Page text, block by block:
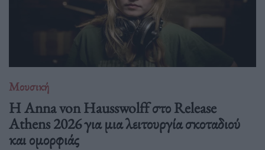
Μουσική
Η Anna von Hausswolff στο Release
Athens 2026 για μια λειτουργία σκοταδιού
και ομορφιάς